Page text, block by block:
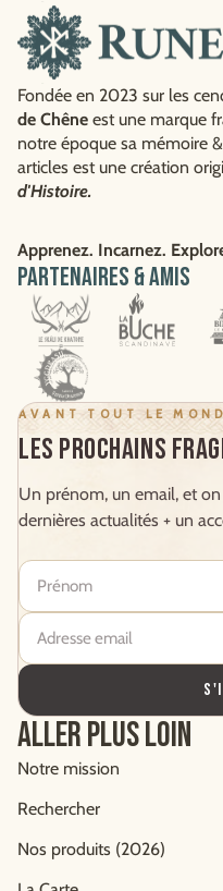
Fondée en 2023 sur les
de Chêne est une marque
notre époque sa mémoire
articles est une création
d'Histoire.
Apprenez. Incarnez.
Partenaires & amis
AVANT TOUT LE
Les prochains
Un prénom, un email, et
dernières actualités + un
Prénom
Adresse email
Aller plus loin
Notre mission
Rechercher
Nos produits (2026)